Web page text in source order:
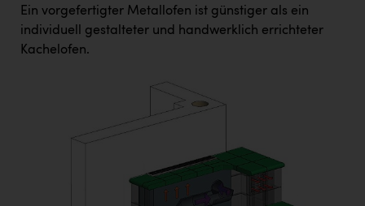
Ein vorgefertigter Metallofen ist günstiger als ein
individuell gestalteter und handwerklich errichteter
Kachelofen.